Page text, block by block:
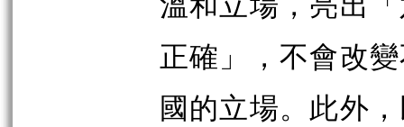
正確」，不會改
國的立場。此外